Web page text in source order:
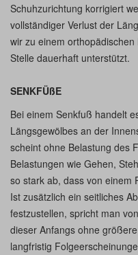
Schuhzurichtung korrigiert
vollständiger Verlust der
wir zu einem
Stelle dauerhaft unterstützt.
SENKFÜßE
Bei einem Senkfuß handelt
Längsgewölbes an der
scheint ohne Belastung des
Belastungen wie Gehen,
so stark ab, dass von einem
Ist zusätzlich ein seitliches
festzustellen, spricht man
dieser Anfangs ohne
langfristig